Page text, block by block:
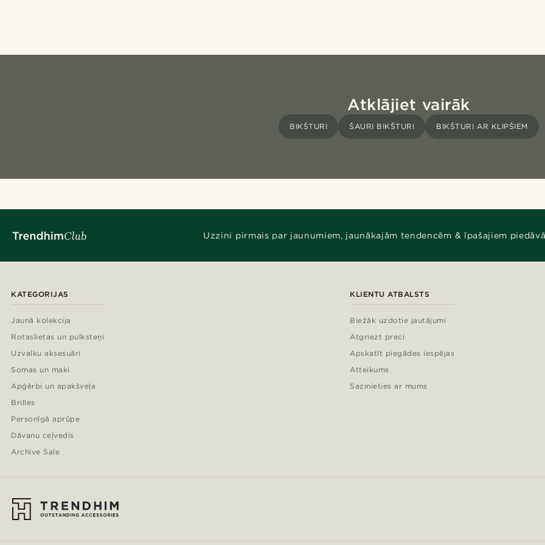
Atklājiet vairāk
BIKŠTURI ŠAURI BIKŠTURI BIKŠTURI AR KLIPŠIEM
Uzzini pirmais par jaunumiem, jaunākajām tendencēm & īpašajiem
KATEGORIJAS
Jaunā kolekcija
Rotaslietas un pulksteņi
Uzvalku aksesuāri
Somas un maki
Apģērbi un apakšveļa
Brilles
Personīgā aprūpe
Dāvanu ceļvedis
Archive Sale
KLIENTU ATBALSTS
Biežāk uzdotie jautājumi
Atgriezt preci
Apskatīt piegādes iespējas
Atteikums
Sazinieties ar mums